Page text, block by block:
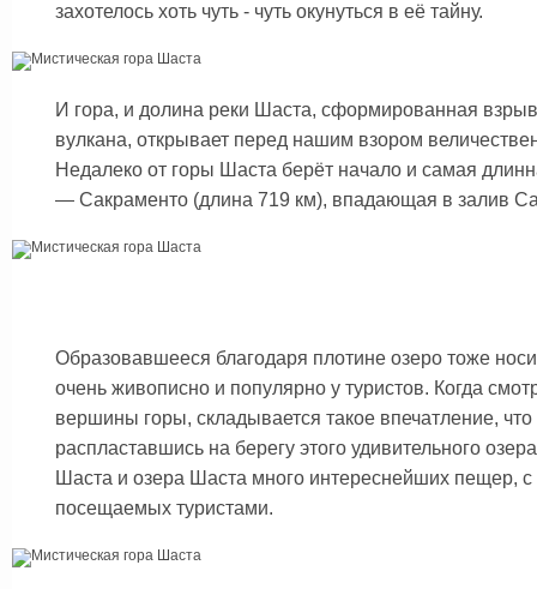
захотелось хоть чуть - чуть окунуться в её тайну.
И гора, и долина реки Шаста, сформированная
вулкана, открывает перед нашим взором
Недалеко от горы Шаста берёт начало и самая
— Сакраменто (длина 719 км), впадающая в залив
Образовавшееся благодаря плотине озеро тоже
очень живописно и популярно у туристов. Когда
вершины горы, складывается такое впечатление,
распластавшись на берегу этого удивительного
Шаста и озера Шаста много интереснейших пещер, с
посещаемых туристами.